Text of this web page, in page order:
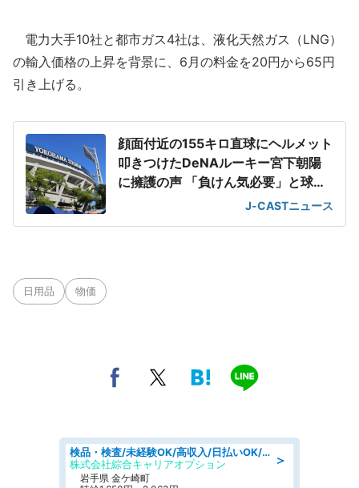
電力大手10社と都市ガス4社は、液化天然ガス（LNG）
の輸入価格の上昇を背景に、6月の料金を20円から65円
引き上げる。
顔面付近の155キロ直球にヘルメット
叩きつけたDeNAルーキー宮下朝陽
に擁護の声 「負けん気必要」と球団
J-CASTニュース
日用品 物価
＞
検品・検査/未経験OK/高収入/日払いOK/交替制/20・30・40代活躍中
株式会社綜合キャリアオプション
岩手県 金ケ崎町